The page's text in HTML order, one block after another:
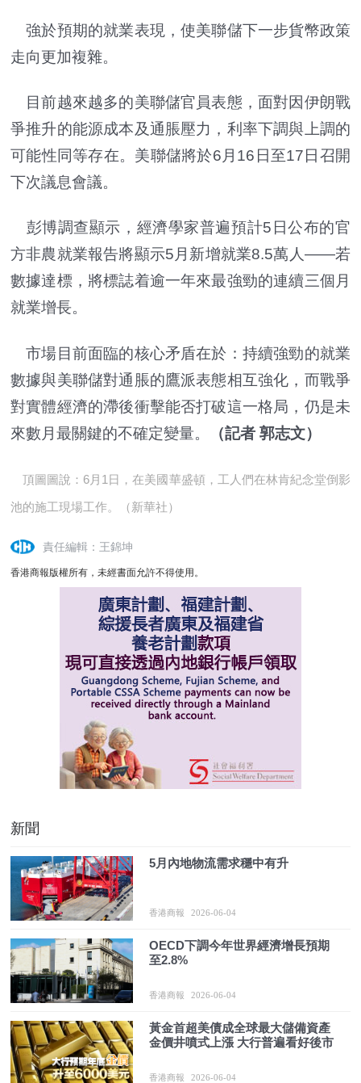
強於預期的就業表現，使美聯儲下一步貨幣政策
走向更加複雜。
目前越來越多的美聯儲官員表態，面對因伊朗戰
爭推升的能源成本及通脹壓力，利率下調與上調的
可能性同等存在。美聯儲將於6月16日至17日召開
下次議息會議。
彭博調查顯示，經濟學家普遍預計5日公布的官
方非農就業報告將顯示5月新增就業8.5萬人——若
數據達標，將標誌着逾一年來最強勁的連續三個月
就業增長。
市場目前面臨的核心矛盾在於：持續強勁的就業
數據與美聯儲對通脹的鷹派表態相互強化，而戰爭
對實體經濟的滯後衝擊能否打破這一格局，仍是未
來數月最關鍵的不確定變量。
（記者 郭志文）
頂圖圖說：6月1日，在美國華盛頓，工人們在林肯紀念堂倒影
池的施工現場工作。（新華社）
責任編輯：王錦坤
香港商報版權所有，未經書面允許不得使用。
新聞
5月內地物流需求穩中有升
香港商報 2026-06-04
OECD下調今年世界經濟增長預期
至2.8%
香港商報 2026-06-04
黃金首超美債成全球最大儲備資產
金價井噴式上漲 大行普遍看好後市
香港商報 2026-06-04